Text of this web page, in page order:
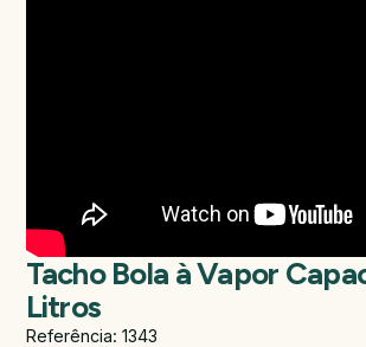
Tacho Bola à Vapor
Litros
Referência: 1343